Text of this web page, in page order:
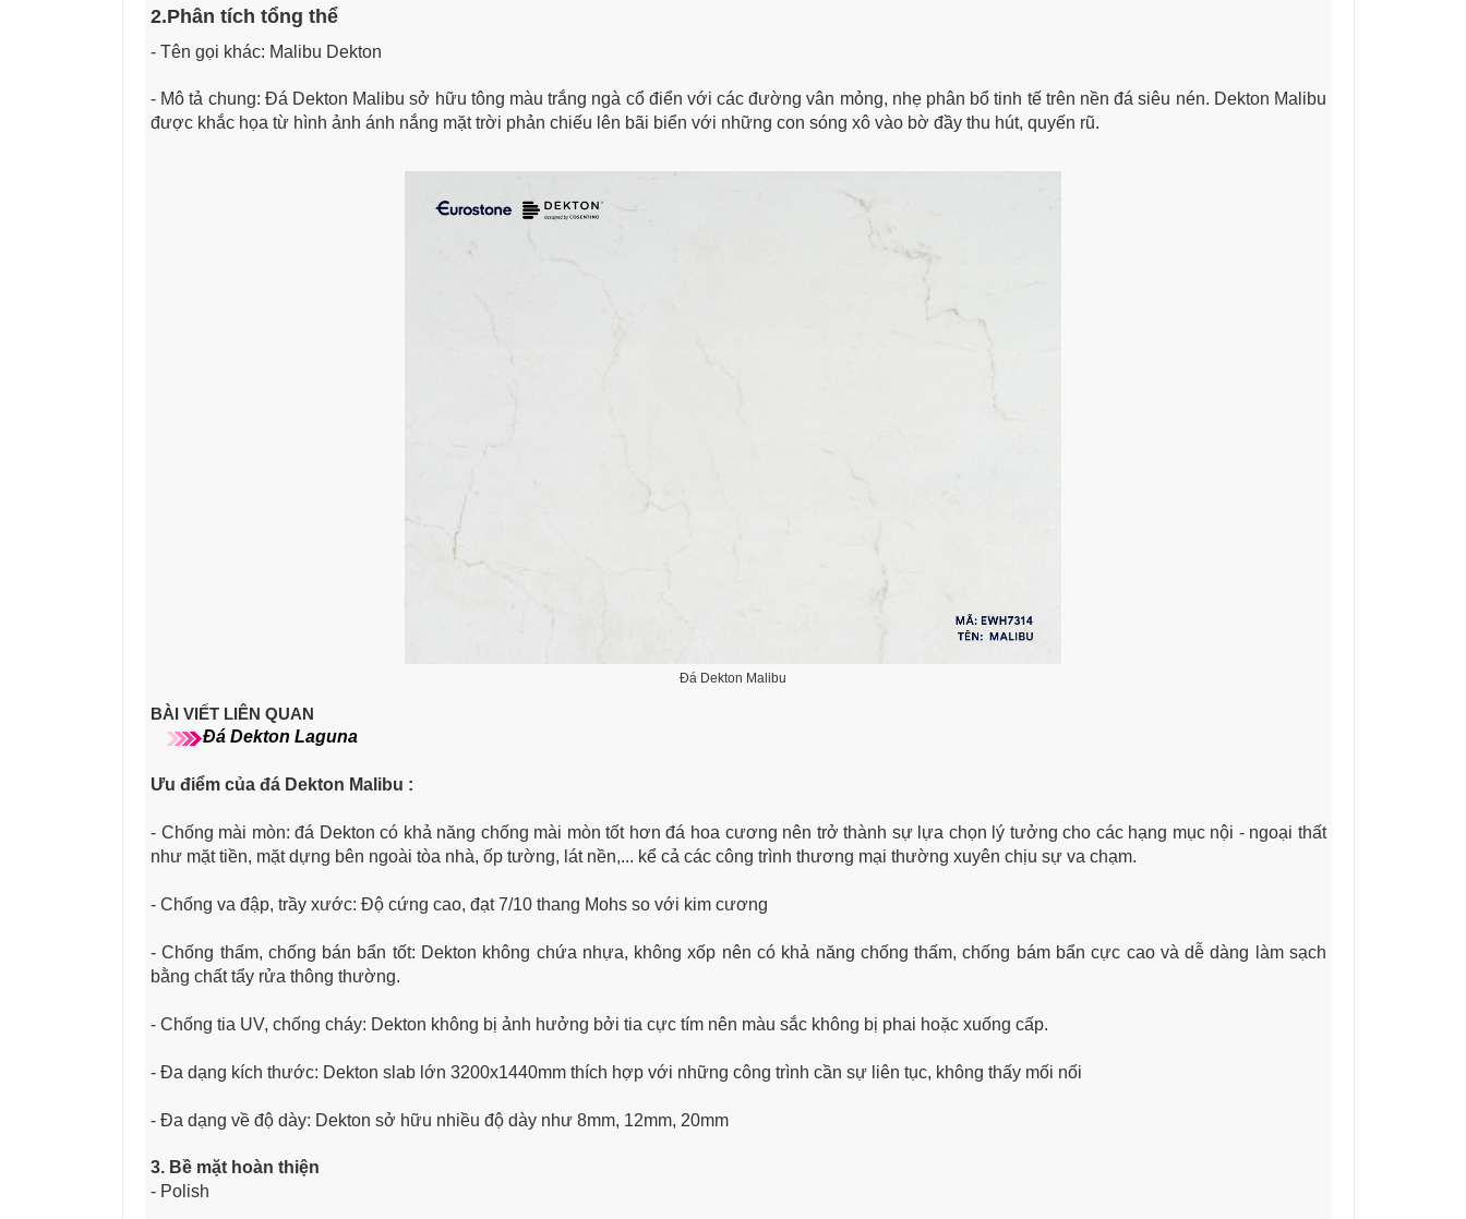
2.Phân tích tổng thể
- Tên gọi khác: Malibu Dekton
- Mô tả chung: Đá Dekton Malibu sở hữu tông màu trắng ngà cổ điển với các đường vân mỏng, nhẹ phân bổ tinh tế trên nền đá siêu nén. Dekton Malibu
được khắc họa từ hình ảnh ánh nắng mặt trời phản chiếu lên bãi biển với những con sóng xô vào bờ đầy thu hút, quyến rũ.
Đá Dekton Malibu
BÀI VIẾT LIÊN QUAN
Đá Dekton Laguna
Ưu điểm của đá Dekton Malibu :
- Chống mài mòn: đá Dekton có khả năng chống mài mòn tốt hơn đá hoa cương nên trở thành sự lựa chọn lý tưởng cho các hạng mục nội - ngoại thất
như mặt tiền, mặt dựng bên ngoài tòa nhà, ốp tường, lát nền,... kể cả các công trình thương mại thường xuyên chịu sự va chạm.
- Chống va đập, trầy xước: Độ cứng cao, đạt 7/10 thang Mohs so với kim cương
- Chống thấm, chống bán bẩn tốt: Dekton không chứa nhựa, không xốp nên có khả năng chống thấm, chống bám bẩn cực cao và dễ dàng làm sạch
bằng chất tẩy rửa thông thường.
- Chống tia UV, chống cháy: Dekton không bị ảnh hưởng bởi tia cực tím nên màu sắc không bị phai hoặc xuống cấp.
- Đa dạng kích thước: Dekton slab lớn 3200x1440mm thích hợp với những công trình cần sự liên tục, không thấy mối nối
- Đa dạng về độ dày: Dekton sở hữu nhiều độ dày như 8mm, 12mm, 20mm
3. Bề mặt hoàn thiện
- Polish